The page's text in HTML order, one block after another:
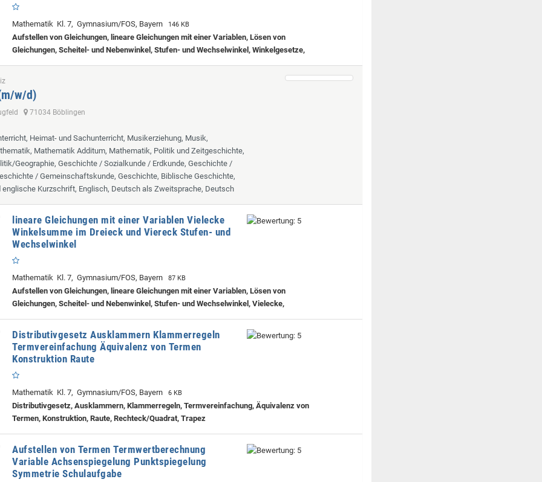
Mathematik Kl. 7, Gymnasium/FOS, Bayern 146 KB
Aufstellen von Gleichungen, lineare Gleichungen mit einer Variablen, Lösen von
Gleichungen, Scheitel- und Nebenwinkel, Stufen- und Wechselwinkel, Winkelgesetze,
w/d)
71034 Böblingen
Heimat- und Sachunterricht, Musikerziehung, Musik,
Mathematik Additum, Mathematik, Politik und Zeitgeschichte,
Geographie, Geschichte / Sozialkunde / Erdkunde, Geschichte /
/ Gemeinschaftskunde, Geschichte, Biblische Geschichte,
englische Kurzschrift, Englisch, Deutsch als Zweitsprache, Deutsch
lineare Gleichungen mit einer Variablen Vielecke
Winkelsumme im Dreieck und Viereck Stufen- und
Wechselwinkel
Mathematik Kl. 7, Gymnasium/FOS, Bayern 87 KB
Aufstellen von Gleichungen, lineare Gleichungen mit einer Variablen, Lösen von
Gleichungen, Scheitel- und Nebenwinkel, Stufen- und Wechselwinkel, Vielecke,
Distributivgesetz Ausklammern Klammerregeln
Termvereinfachung Äquivalenz von Termen
Konstruktion Raute
Mathematik Kl. 7, Gymnasium/FOS, Bayern 6 KB
Distributivgesetz, Ausklammern, Klammerregeln, Termvereinfachung, Äquivalenz von
Termen, Konstruktion, Raute, Rechteck/Quadrat, Trapez
Aufstellen von Termen Termwertberechnung
Variable Achsenspiegelung Punktspiegelung
Symmetrie Schulaufgabe